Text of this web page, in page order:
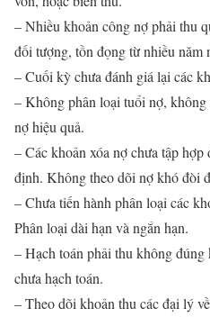
– Nhiều khoản công nợ phải thu
đối tượng, tồn đọng từ nhiều năm
– Cuối kỳ chưa đánh giá lại các
– Không phân loại tuổi nợ,
nợ hiệu quả.
– Các khoản xóa nợ chưa tập
định. Không theo dõi nợ khó đòi
– Chưa tiến hành phân loại các
Phân loại dài hạn và ngắn hạn.
– Hạch toán phải thu không
chưa hạch toán.
– Theo dõi khoản thu các đại lý